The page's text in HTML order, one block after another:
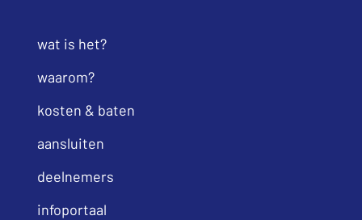
wat is het?
waarom?
kosten & baten
aansluiten
deelnemers
infoportaal